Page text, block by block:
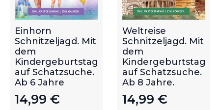
Einhorn
Schnitzeljagd. Mit
dem
Kindergeburtstag
auf Schatzsuche.
Ab 6 Jahre
14,99 €
Weltreise
Schnitzeljagd. Mit
dem
Kindergeburtstag
auf Schatzsuche.
Ab 8 Jahre.
14,99 €